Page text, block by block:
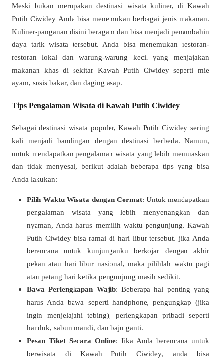
Meski bukan merupakan destinasi wisata kuliner, di Kawah
Putih Ciwidey Anda bisa menemukan berbagai jenis makanan.
Kuliner-panganan disini beragam dan bisa menjadi penambahin
daya tarik wisata tersebut. Anda bisa menemukan restoran-
restoran lokal dan warung-warung kecil yang menjajakan
makanan khas di sekitar Kawah Putih Ciwidey seperti mie
ayam, sosis bakar, dan daging asap.
Tips Pengalaman Wisata di Kawah Putih Ciwidey
Sebagai destinasi wisata populer, Kawah Putih Ciwidey sering
kali menjadi bandingan dengan destinasi berbeda. Namun,
untuk mendapatkan pengalaman wisata yang lebih memuaskan
dan tidak menyesal, berikut adalah beberapa tips yang bisa
Anda lakukan:
Pilih Waktu Wisata dengan Cermat: Untuk mendapatkan
pengalaman wisata yang lebih menyenangkan dan
nyaman, Anda harus memilih waktu pengunjung. Kawah
Putih Ciwidey bisa ramai di hari libur tersebut, jika Anda
berencana untuk kunjunganku berkojar dengan akhir
pekan atau hari libur nasional, maka pilihlah waktu pagi
atau petang hari ketika pengunjung masih sedikit.
Bawa Perlengkapan Wajib: Beberapa hal penting yang
harus Anda bawa seperti handphone, pengungkap (jika
ingin menjelajahi tebing), perlengkapan pribadi seperti
handuk, sabun mandi, dan baju ganti.
Pesan Tiket Secara Online: Jika Anda berencana untuk
berwisata di Kawah Putih Ciwidey, anda bisa